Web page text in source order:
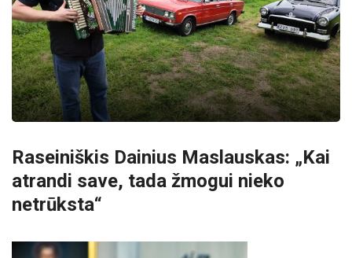
Raseiniškis Dainius Maslauskas: „Kai
atrandi save, tada žmogui nieko
netrūksta“